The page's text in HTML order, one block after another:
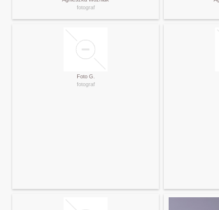
fotograf
Foto G.
fotograf